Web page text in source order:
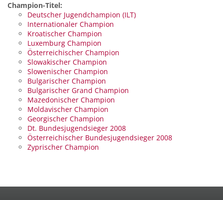
Champion-Titel:
Deutscher Jugendchampion (ILT)
Internationaler Champion
Kroatischer Champion
Luxemburg Champion
Österreichischer Champion
Slowakischer Champion
Slowenischer Champion
Bulgarischer Champion
Bulgarischer Grand Champion
Mazedonischer Champion
Moldavischer Champion
Georgischer Champion
Dt. Bundesjugendsieger 2008
Österreichischer Bundesjugendsieger 2008
Zyprischer Champion